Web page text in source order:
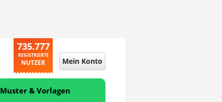
735.777
REGISTRIERTE
NUTZER Mein Konto
Muster & Vorlagen